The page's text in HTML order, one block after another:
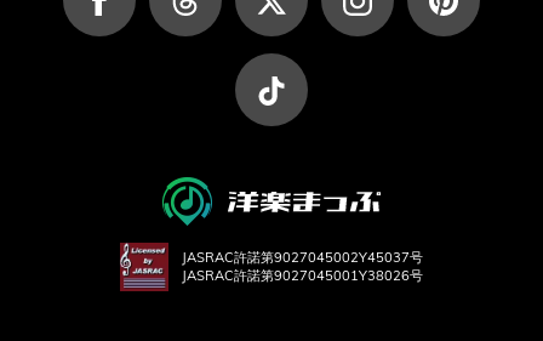
JASRAC許諾第9027045002Y45037号
JASRAC許諾第9027045001Y38026号